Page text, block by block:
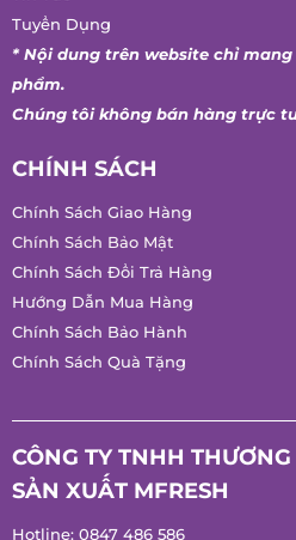
Tuyển Dụng
* Nội dung trên website chỉ
phẩm.
Chúng tôi không bán hàng trực
CHÍNH SÁCH
Chính Sách Giao Hàng
Chính Sách Bảo Mật
Chính Sách Đổi Trả Hàng
Hướng Dẫn Mua Hàng
Chính Sách Bảo Hành
Chính Sách Quà Tặng
CÔNG TY TNHH
SẢN XUẤT MFRESH
Hotline: 0847 486 586